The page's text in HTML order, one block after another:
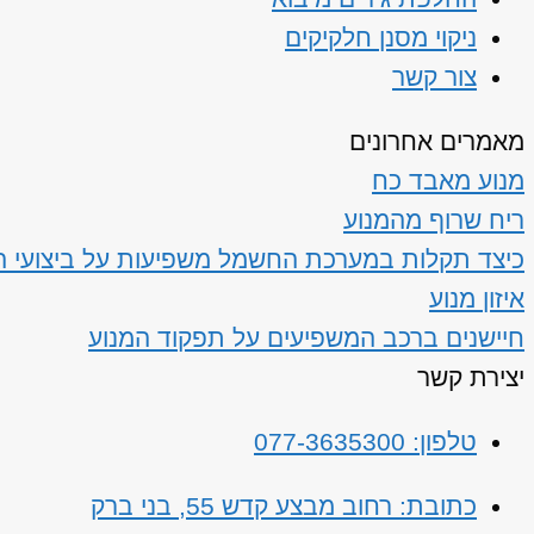
ניקוי מסנן חלקיקים
צור קשר
מאמרים אחרונים
מנוע מאבד כח
ריח שרוף מהמנוע
כיצד תקלות במערכת החשמל משפיעות על ביצועי
איזון מנוע
חיישנים ברכב המשפיעים על תפקוד המנוע
יצירת קשר
טלפון: 077-3635300
כתובת: רחוב מבצע קדש 55, בני ברק